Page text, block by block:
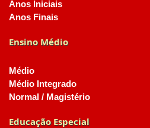
Anos Iniciais
Anos Finais
Ensino Médio
Médio
Médio Integrado
Normal / Magistério
Educação Especial